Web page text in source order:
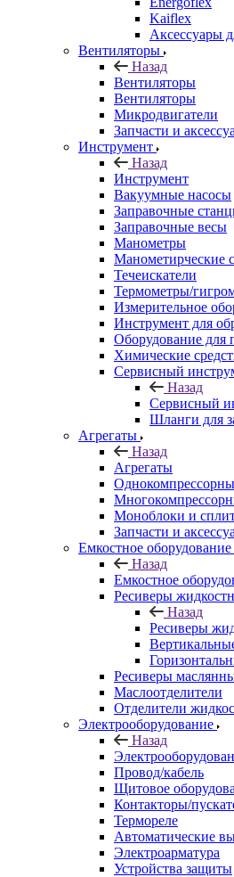
Kaiflex
Аксессуары
Вентиляторы
Назад
Вентиляторы
Вентиляторы
Микродвигатели
Запчасти и
Инструмент
Назад
Инструмент
Вакуумные насосы
Заправочные
Заправочные весы
Манометры
Манометирческие
Течеискатели
Термометры/
Измерительное
Инструмент для
Оборудование для
Химические
Сервисный
Назад
Сервисный
Шланги для
Агрегаты
Назад
Агрегаты
Моноблоки и
Запчасти и
Емкостное оборудование
Назад
Емкостное
Ресиверы
Назад
Ресиверы
Ресиверы
Маслоотделители
Отделители
Электрооборудование
Назад
Провод/кабель
Щитовое
Контакторы/
Термореле
Автоматические
Электроарматура
Устройства защиты